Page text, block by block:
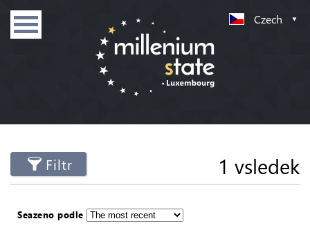
Czech
Filtr 1 vsledek
Seazeno podle